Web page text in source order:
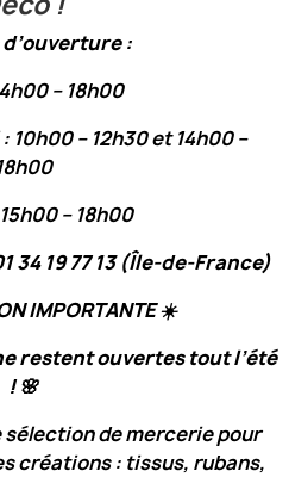
:
– 18h00
10h00 – 12h30 et 14h00 –
– 18h00
34 19 77 13 (Île-de-France)
IMPORTANTE☀️
restent ouvertes tout l’été
!🌸
de mercerie pour
créations : tissus, rubans,